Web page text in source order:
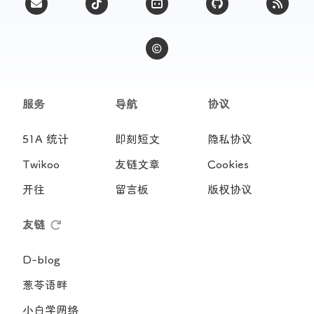
服务
51A 统计
Twikoo
开往
导航
即刻短文
友链文章
留言板
协议
隐私协议
Cookies
版权协议
友链
D-blog
葱苓语畔
小白学网络